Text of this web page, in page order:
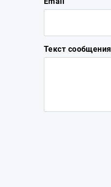
Текст сообщения